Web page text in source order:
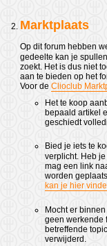
Marktplaats
Op dit forum hebben
gedeelte kan je
zoekt. Het is dus niet
aan te bieden op het
Voor de Clioclub
Het te koop
bepaald artikel
geschiedt
Bied je iets te
verplicht. Heb
mag een link
worden
kan je hier
Mocht er
geen werkende
betreffende
verwijderd.